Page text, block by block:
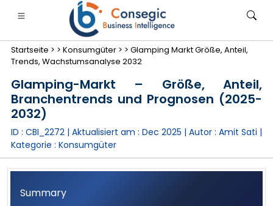
Finanzdienstleistungen und Versicherungen
• Fallstudien
Startseite > > Konsumgüter > > Glamping Markt Größe, Anteil,
Trends, Wachstumsanalyse 2032
Glamping-Markt – Größe, Anteil,
Branchentrends und Prognosen (2025-
2032)
ID : CBI_2272 | Aktualisiert am : Dec 2025 | Autor : Amit Sati |
Kategorie : Konsumgüter
Summary